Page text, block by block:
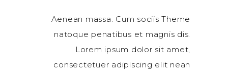
Aenean massa. Cum sociis Theme
natoque penatibus et magnis dis.
Lorem ipsum dolor sit amet,
consectetuer adipiscing elit nean